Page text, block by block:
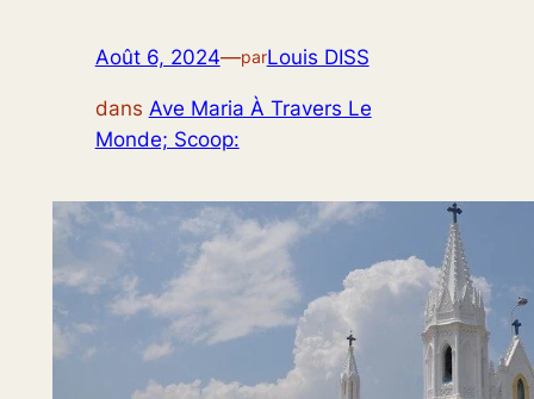
Août 6, 2024—parLouis DISS
dans Ave Maria À Travers Le
Monde; Scoop: